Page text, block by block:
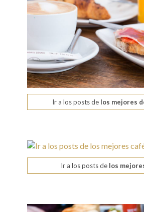
Ir a los posts delos mejores
Ir a los posts delos